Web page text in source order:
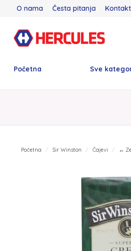
O nama Česta pitanja Kontakt
Početna Sve
Početna Sir Winston Čajevi ←